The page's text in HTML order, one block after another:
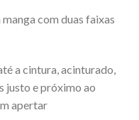
com duas faixas
a cintura, acinturado,
justo e próximo ao
apertar